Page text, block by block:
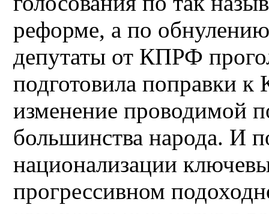
реформе, а по
депутаты от КПРФ
подготовила поправки к
изменение проводимой
большинства народа. И
национализации
прогрессивном